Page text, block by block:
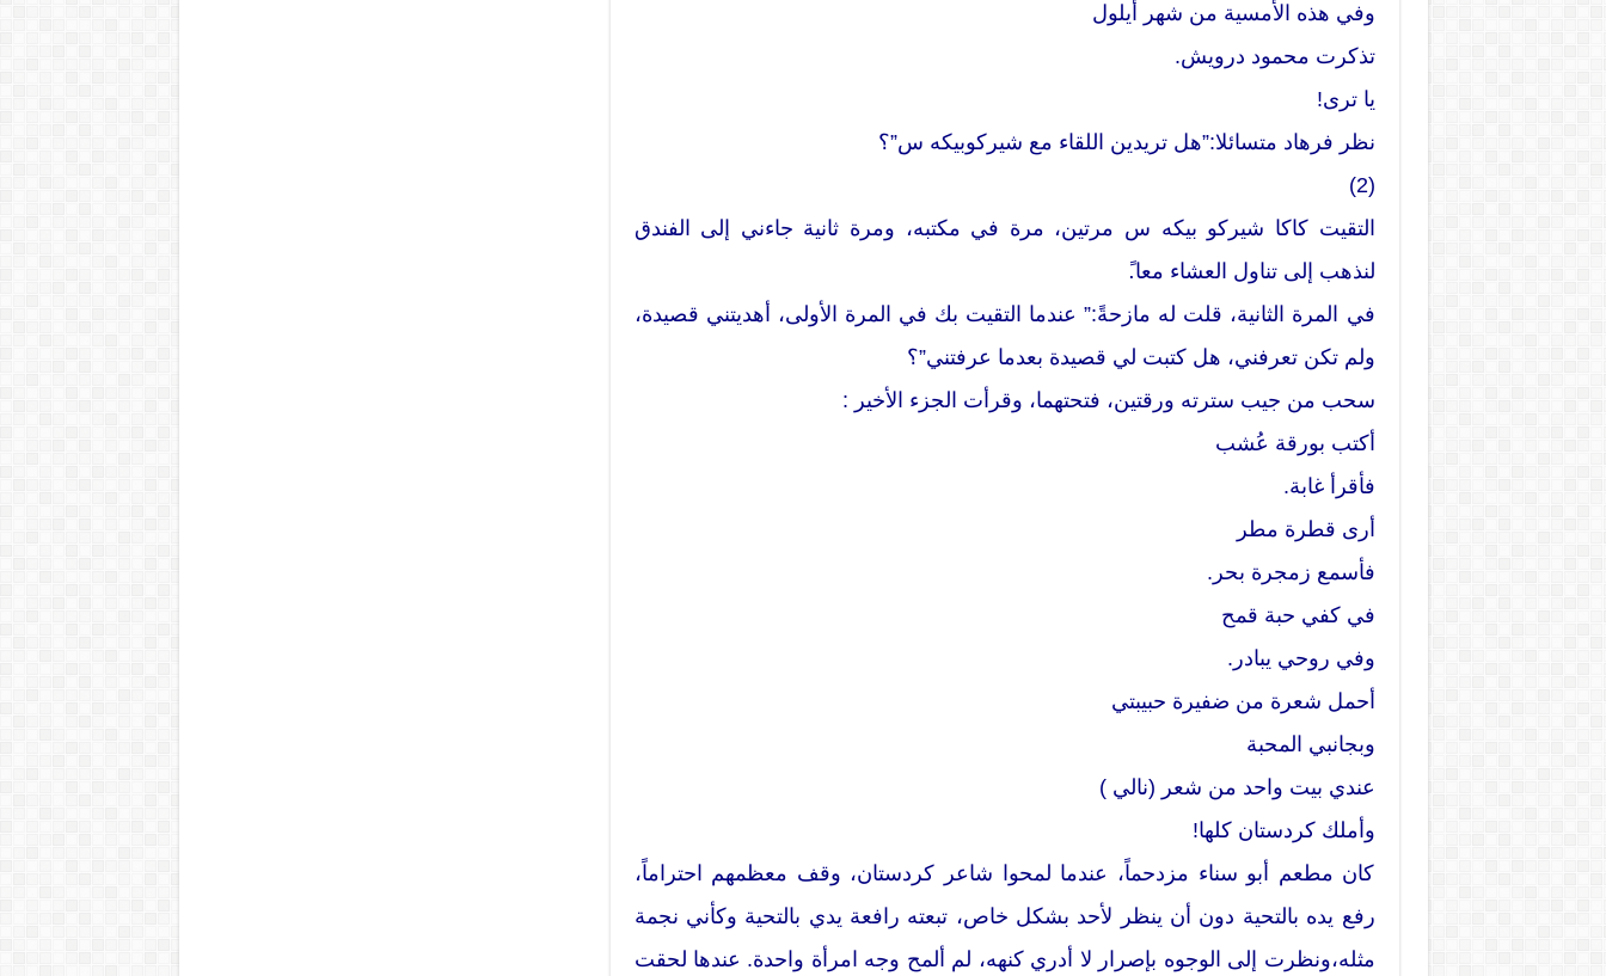
وفي هذه الأمسية من شهر أيلول
تذكرت محمود درويش.
يا ترى!
نظر فرهاد متسائلا:”هل تريدين اللقاء مع شيركوبيكه س”؟
(2)
التقيت كاكا شيركو بيكه س مرتين، مرة في مكتبه، ومرة ثانية جاءني إلى الفندق
لنذهب إلى تناول العشاء معا.ً
في المرة الثانية، قلت له مازحةً:” عندما التقيت بك في المرة الأولى، أهديتني قصيدة،
ولم تكن تعرفني، هل كتبت لي قصيدة بعدما عرفتني”؟
سحب من جيب سترته ورقتين، فتحتهما، وقرأت الجزء الأخير :
أكتب بورقة عُشب
فأقرأ غابة.
أرى قطرة مطر
فأسمع زمجرة بحر.
في كفي حبة قمح
وفي روحي يبادر.
أحمل شعرة من ضفيرة حبيبتي
وبجانبي المحبة
عندي بيت واحد من شعر (نالي )
وأملك كردستان كلها!
كان مطعم أبو سناء مزدحماً، عندما لمحوا شاعر كردستان، وقف معظمهم احتراماً،
رفع يده بالتحية دون أن ينظر لأحد بشكل خاص، تبعته رافعة يدي بالتحية وكأني نجمة
مثله،ونظرت إلى الوجوه بإصرار لا أدري كنهه، لم ألمح وجه امرأة واحدة. عندها لحقت